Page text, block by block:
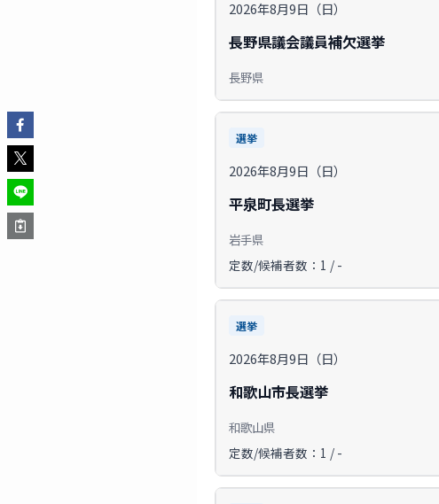
2026年8月9日（日）
長野県議会議員補欠選挙
長野県
選挙
2026年8月9日（日）
平泉町長選挙
岩手県
定数/候補者数：1 / -
選挙
2026年8月9日（日）
和歌山市長選挙
和歌山県
定数/候補者数：1 / -